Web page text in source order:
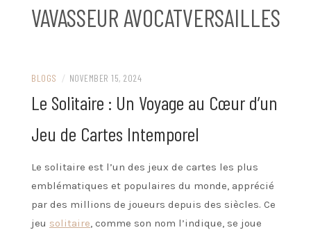
VAVASSEUR AVOCATVERSAILLES
BLOGS / NOVEMBER 15, 2024
Le Solitaire : Un Voyage au Cœur d’un
Jeu de Cartes Intemporel
Le solitaire est l’un des jeux de cartes les plus
emblématiques et populaires du monde, apprécié
par des millions de joueurs depuis des siècles. Ce
jeu solitaire , comme son nom l’indique, se joue